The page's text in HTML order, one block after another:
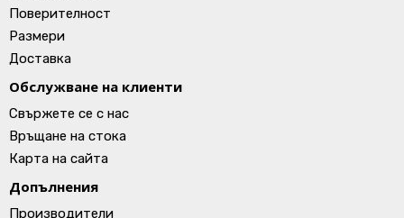
Поверителност
Размери
Доставка
Обслужване на клиенти
Свържете се с нас
Връщане на стока
Карта на сайта
Допълнения
Производители